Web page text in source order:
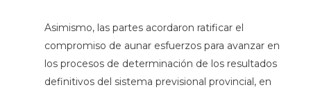
Asimismo, las partes acordaron ratificar el
compromiso de aunar esfuerzos para avanzar en
los procesos de determinación de los resultados
definitivos del sistema previsional provincial, en